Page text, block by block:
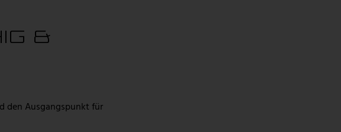
den Ausgangspunkt für